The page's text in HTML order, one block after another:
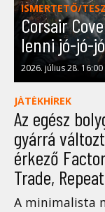
ISMERTETŐ/
Corsair
lenni jó-jó-
2026. július 28. 16:00
JÁTÉKHÍREK
Az egész
gyárrá
érkező
Trade,
A minimalista